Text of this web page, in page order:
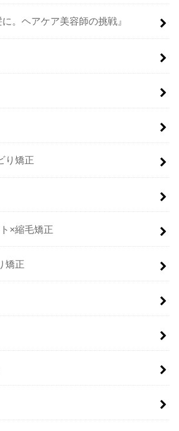
に。ヘアケア美容師の挑戦』
り矯正
×縮毛矯正
矯正